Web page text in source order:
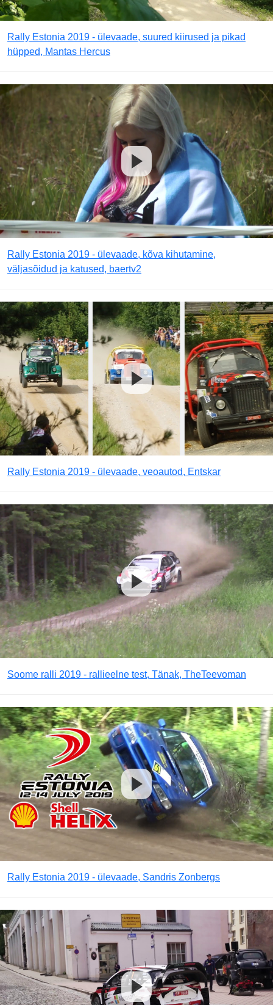
Rally Estonia 2019 - ülevaade, suured kiirused ja pikad
hüpped, Mantas Hercus
Rally Estonia 2019 - ülevaade, kõva kihutamine,
väljasõidud ja katused, baertv2
Rally Estonia 2019 - ülevaade, veoautod, Entskar
Soome ralli 2019 - rallieelne test, Tänak, TheTeevoman
Rally Estonia 2019 - ülevaade, Sandris Zonbergs